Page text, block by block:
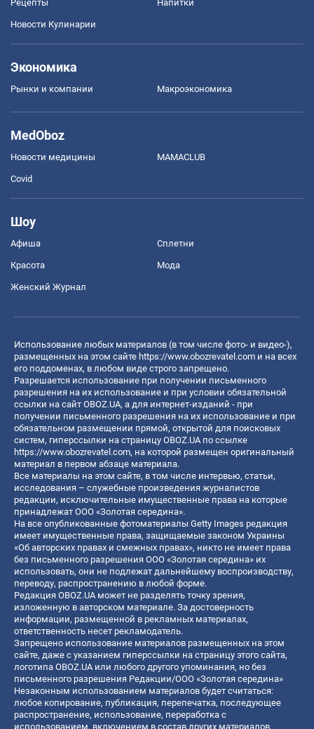
Рецепты Напитки
Новости Кулинарии
Экономика
Рынки и компании Mакроэкономика
MedOboz
Новости медицины MAMACLUB
Covid
Шоу
Афиша Сплетни
Красота Мода
Женский Журнал
Использование любых материалов (в том числе фото- и видео-),
размещенных на этом сайте https://www.obozrevatel.com и на всех
его поддоменах, в любом виде строго запрещено.
Разрешается использование при получении письменного
разрешения на их использование и при условии обязательной
ссылки на сайт OBOZ.UA, а для интернет-изданий - при
получении письменного разрешения на их использование и при
обязательном размещении прямой, открытой для поисковых
систем, гиперссылки на страницу OBOZ.UA по ссылке
https://www.obozrevatel.com, на которой размещен оригинальный
материал в первом абзаце материала.
Все материалы на этом сайте, в том числе интервью, статьи,
исследования – служебные произведения журналистов
редакции, исключительные имущественные права на которые
принадлежат ООО «Золотая середина».
На все опубликованные фотоматериалы Getty Images редакция
имеет имущественные права, защищаемые законом Украины
«Об авторских правах и смежных правах», никто не имеет права
без письменного разрешения ООО «Золотая середина» их
использовать, они не подлежат дальнейшему воспроизводству,
переводу, распространению в любой форме.
Редакция OBOZ.UA может не разделять точку зрения,
изложенную в авторском материале. За достоверность
информации, размещенной в рекламных материалах,
ответственность несет рекламодатель.
Запрещено использование материалов размещенных на этом
сайте, даже с указанием гиперссылки на страницу этого сайта,
логотипа OBOZ.UA или любого другого упоминания, но без
письменного разрешения Редакции/ООО «Золотая середина»
Незаконным использованием материалов будет считаться:
любое копирование, публикация, перепечатка, последующее
распространение, использование, переработка с
использованием, включением в состав других материалов,